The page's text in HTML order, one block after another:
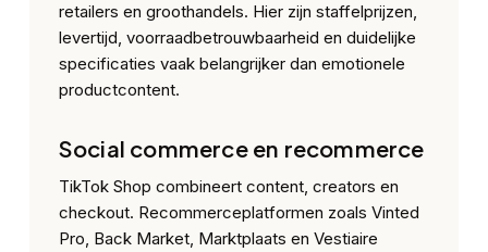
retailers en groothandels. Hier zijn staffelprijzen,
levertijd, voorraadbetrouwbaarheid en duidelijke
specificaties vaak belangrijker dan emotionele
productcontent.
Social commerce en recommerce
TikTok Shop combineert content, creators en
checkout. Recommerceplatformen zoals Vinted
Pro, Back Market, Marktplaats en Vestiaire